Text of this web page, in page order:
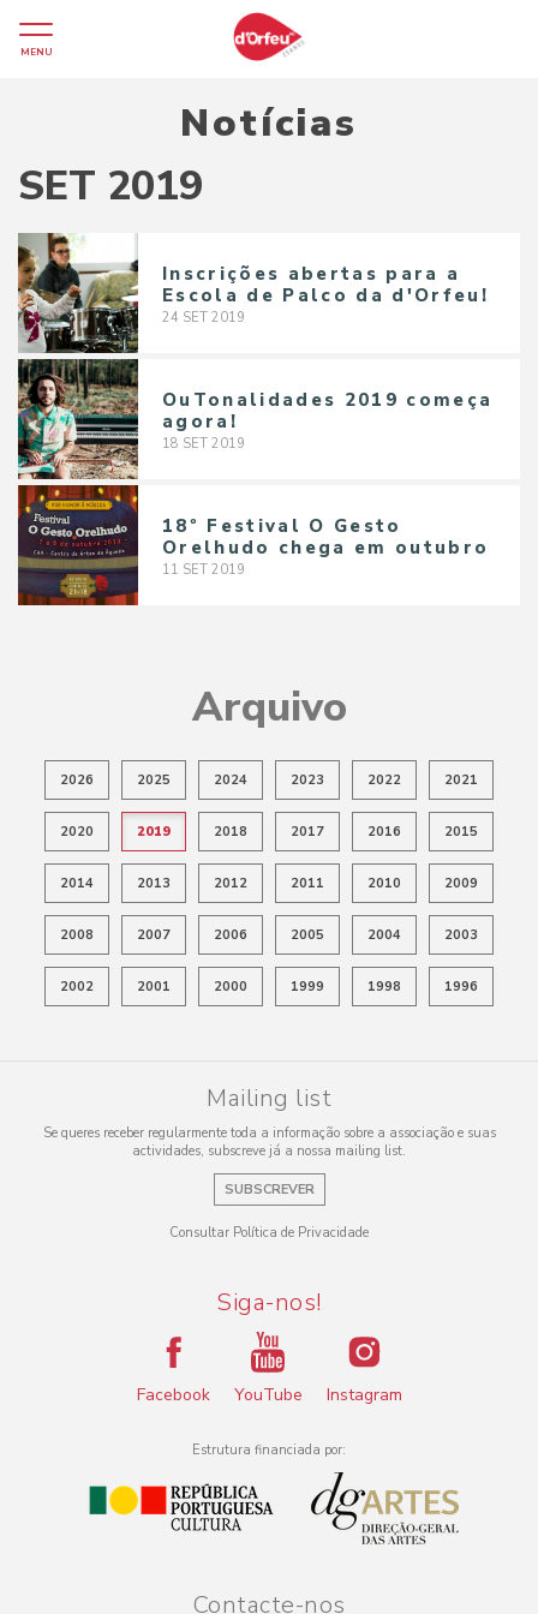
MENU
Notícias
SET 2019
Inscrições abertas para a
Escola de Palco da d'Orfeu!
24 SET 2019
OuTonalidades 2019 começa
agora!
18 SET 2019
18º Festival O Gesto
Orelhudo chega em outubro
11 SET 2019
Arquivo
2026 2025 2024 2023 2022 2021
2020 2019 2018 2017 2016 2015
2014 2013 2012 2011 2010 2009
2008 2007 2006 2005 2004 2003
2002 2001 2000 1999 1998 1996
Mailing list
Se queres receber regularmente toda a informação sobre a associação e suas
actividades, subscreve já a nossa mailing list.
SUBSCREVER
Consultar Política de Privacidade
Siga-nos!
Facebook YouTube Instagram
Estrutura financiada por:
Contacte-nos